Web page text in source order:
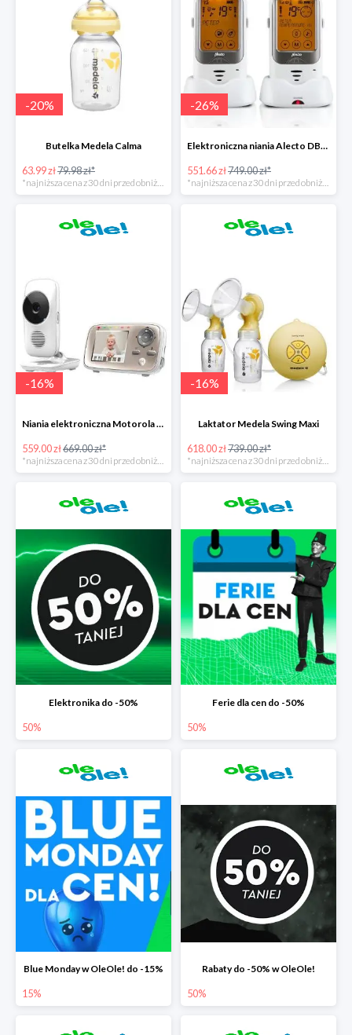
-20%
Butelka Medela Calma
63.99 zł79.98 zł*
-26%
Elektroniczna niania Alecto DBX-68
551.66 zł749.00 zł*
-16%
Niania elektroniczna Motorola MBP 667 Connect
559.00 zł669.00 zł*
*najniższa cena z 30 dni przed obniżką
-16%
Laktator Medela Swing Maxi
618.00 zł739.00 zł*
*najniższa cena z 30 dni przed obniżką
Elektronika do -50%
50%
Ferie dla cen do -50%
50%
Blue Monday w OleOle! do -15%
15%
Rabaty do -50% w OleOle!
50%